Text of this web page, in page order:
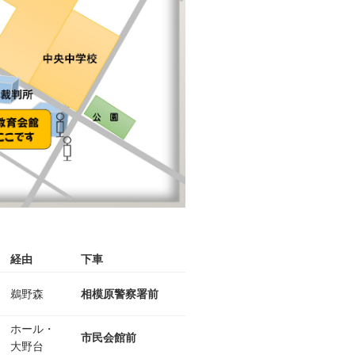
経由 下車
鵜野森 相模原警察署前
ホール・
大野台
市民会館前